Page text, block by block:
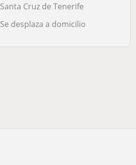
Santa Cruz de Tenerife
Se desplaza a domicilio